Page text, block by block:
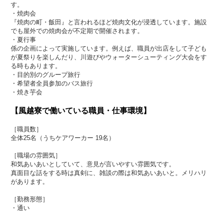
す。
・焼肉会
『焼肉の町・飯田』と言われるほど焼肉文化が浸透しています。施設
でも屋外での焼肉会が不定期で開催されます。
・夏行事
係の企画によって実施しています。例えば、職員が出店をして子ども
が夏祭りを楽しんだり、川遊びやウォーターシューティング大会をす
る時もあります。
・目的別のグループ旅行
・希望者全員参加のバス旅行
・焼き芋会
【風越寮で働いている職員・仕事環境】
［職員数］
全体25名（うちケアワーカー 19名）
［職場の雰囲気］
和気あいあいとしていて、意見が言いやすい雰囲気です。
真面目な話をする時は真剣に、雑談の際は和気あいあいと。メリハリ
があります。
［勤務形態］
・通い